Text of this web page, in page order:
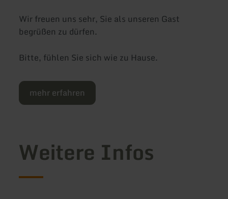
Wir freuen uns sehr, Sie als unseren Gast
begrüßen zu dürfen.
Bitte, fühlen Sie sich wie zu Hause.
mehr erfahren
Weitere Infos